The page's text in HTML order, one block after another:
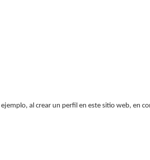
al crear un perfil en este sitio web, en